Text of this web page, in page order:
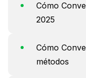
Cómo
2025
Cómo
métodos